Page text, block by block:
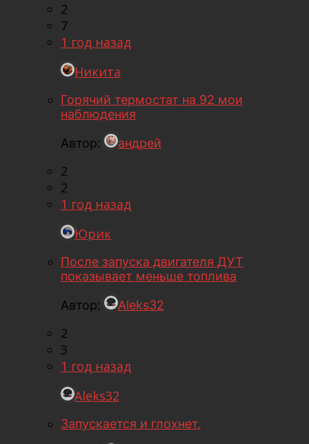
2
7
1 год назад
Никита
Горячий термостат на 92 мои
наблюдения
Автор:
андрей
2
2
1 год назад
Юрик
После запуска двигателя ДУТ
показывает меньше топлива
Автор:
Aleks32
2
3
1 год назад
Aleks32
Запускается и глохнет.